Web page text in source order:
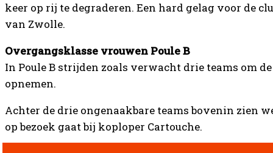
keer op rij te degraderen. Een hard gelag voor de
van Zwolle.
Overgangsklasse vrouwen Poule B
In Poule B strijden zoals verwacht drie teams om
opnemen.
Achter de drie ongenaakbare teams bovenin zien
op bezoek gaat bij koploper Cartouche.